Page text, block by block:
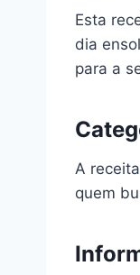
Esta
dia
para a
A
quem